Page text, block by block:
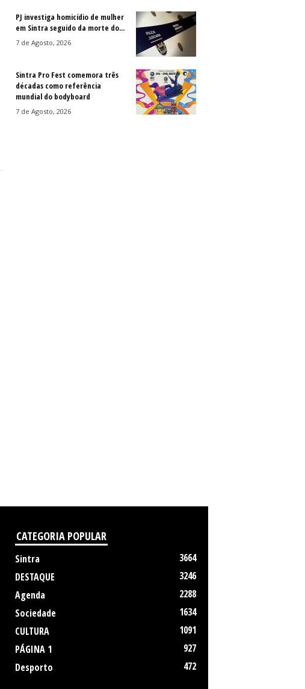
PJ investiga homicídio de mulher
em Sintra seguido da morte do...
7 de Agosto, 2026
Sintra Pro Fest comemora três
décadas como referência
mundial do bodyboard
7 de Agosto, 2026
CATEGORIA POPULAR
Sintra
3664
DESTAQUE
3246
Agenda
2288
Sociedade
1634
CULTURA
1091
PÁGINA 1
927
Desporto
472